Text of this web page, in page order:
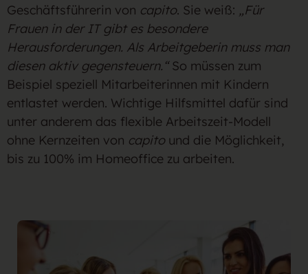
Geschäftsführerin von capito. Sie weiß: „Für
Frauen in der IT gibt es besondere
Herausforderungen. Als Arbeitgeberin muss man
diesen aktiv gegensteuern.“So müssen zum
Beispiel speziell Mitarbeiterinnen mit Kindern
entlastet werden. Wichtige Hilfsmittel dafür sind
unter anderem das flexible Arbeitszeit-Modell
ohne Kernzeiten von capitound die Möglichkeit,
bis zu 100% im Homeoffice zu arbeiten.